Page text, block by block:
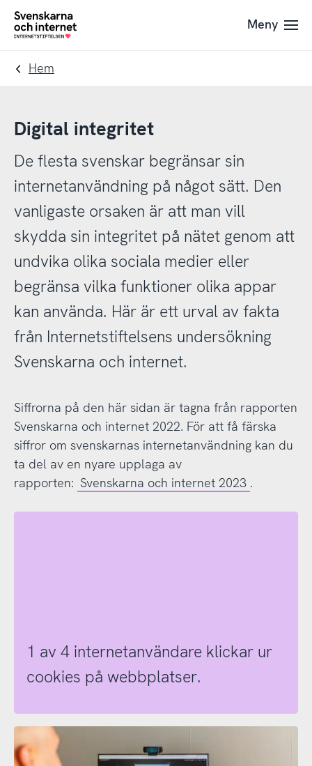
Till
navigation
Till
innehåll
To
Meny
Hem
Digital integritet
De flesta svenskar begränsar sin
internetanvändning på något sätt. Den
vanligaste orsaken är att man vill
skydda sin integritet på nätet genom att
undvika olika sociala medier eller
begränsa vilka funktioner olika appar
kan använda. Här är ett urval av fakta
från Internetstiftelsens undersökning
Svenskarna och internet.
Siffrorna på den här sidan är tagna från rapporten
Svenskarna och internet 2022. För att få färska
siffror om svenskarnas internetanvändning kan du
ta del av en nyare upplaga av
rapporten: Svenskarna och internet 2023 .
1 av 4 internetanvändare klickar ur
cookies på webbplatser.